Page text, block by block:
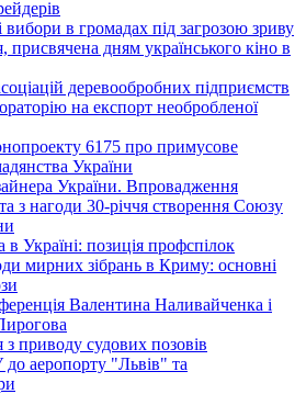
вибори в громадах під загрозою зриву
присвячена дням українського кіно в
деревообробних підприємств
на експорт необробленої
6175 про примусове
України
України. Впровадження
з нагоди 30-річчя створення Союзу
Україні: позиція профспілок
мирних зібрань в Криму: основні
Валентина Наливайченка і
приводу судових позовів
до аеропорту "Львів" та